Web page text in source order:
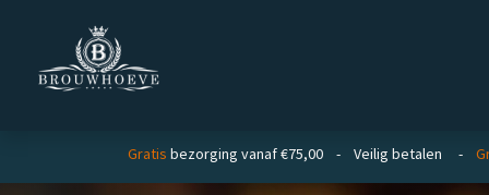
Gratis bezorging vanaf €75,00 - Veilig betalen -